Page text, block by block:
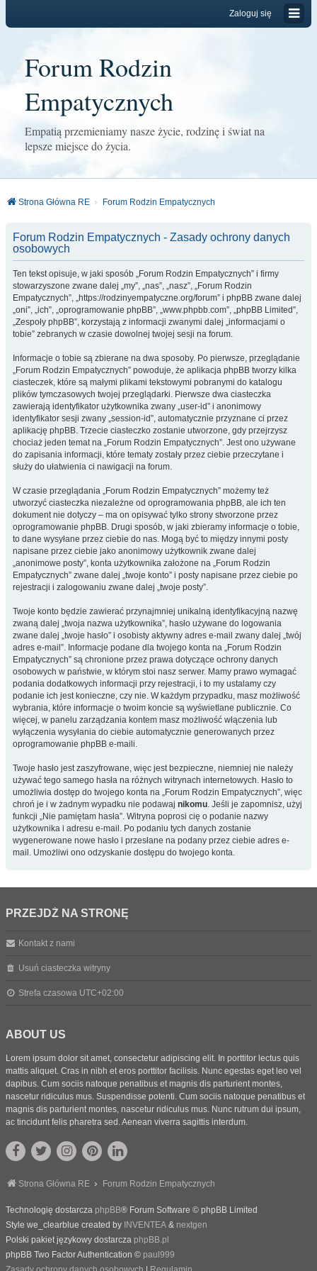
Zaloguj się
Forum Rodzin
Empatycznych
Empatią przemieniamy nasze życie, rodzinę i świat na
lepsze miejsce do życia.
Strona Główna RE Forum Rodzin Empatycznych
Forum Rodzin Empatycznych - Zasady ochrony danych
osobowych
Ten tekst opisuje, w jaki sposób „Forum Rodzin Empatycznych” i firmy
stowarzyszone zwane dalej „my”, „nas”, „nasz”, „Forum Rodzin
Empatycznych”, „https://rodzinyempatyczne.org/forum” i phpBB zwane dalej
„oni”, „ich”, „oprogramowanie phpBB”, „www.phpbb.com”, „phpBB Limited”,
„Zespoły phpBB”, korzystają z informacji zwanymi dalej „informacjami o
tobie” zebranych w czasie dowolnej twojej sesji na forum.
Informacje o tobie są zbierane na dwa sposoby. Po pierwsze, przeglądanie
„Forum Rodzin Empatycznych” powoduje, że aplikacja phpBB tworzy kilka
ciasteczek, które są małymi plikami tekstowymi pobranymi do katalogu
plików tymczasowych twojej przeglądarki. Pierwsze dwa ciasteczka
zawierają identyfikator użytkownika zwany „user-id” i anonimowy
identyfikator sesji zwany „session-id”, automatycznie przyznane ci przez
aplikację phpBB. Trzecie ciasteczko zostanie utworzone, gdy przejrzysz
chociaż jeden temat na „Forum Rodzin Empatycznych”. Jest ono używane
do zapisania informacji, które tematy zostały przez ciebie przeczytane i
służy do ułatwienia ci nawigacji na forum.
W czasie przeglądania „Forum Rodzin Empatycznych” możemy też
utworzyć ciasteczka niezależne od oprogramowania phpBB, ale ich ten
dokument nie dotyczy – ma on opisywać tylko strony stworzone przez
oprogramowanie phpBB. Drugi sposób, w jaki zbieramy informacje o tobie,
to dane wysyłane przez ciebie do nas. Mogą być to między innymi posty
napisane przez ciebie jako anonimowy użytkownik zwane dalej
„anonimowe posty”, konta użytkownika założone na „Forum Rodzin
Empatycznych” zwane dalej „twoje konto” i posty napisane przez ciebie po
rejestracji i zalogowaniu zwane dalej „twoje posty”.
Twoje konto będzie zawierać przynajmniej unikalną identyfikacyjną nazwę
zwaną dalej „twoja nazwa użytkownika”, hasło używane do logowania
zwane dalej „twoje hasło” i osobisty aktywny adres e-mail zwany dalej „twój
adres e-mail”. Informacje podane dla twojego konta na „Forum Rodzin
Empatycznych” są chronione przez prawa dotyczące ochrony danych
osobowych w państwie, w którym stoi nasz serwer. Mamy prawo wymagać
podania dodatkowych informacji przy rejestracji, i to my ustalamy czy
podanie ich jest konieczne, czy nie. W każdym przypadku, masz możliwość
wybrania, które informacje o twoim koncie są wyświetlane publicznie. Co
więcej, w panelu zarządzania kontem masz możliwość włączenia lub
wyłączenia wysyłania do ciebie automatycznie generowanych przez
oprogramowanie phpBB e-maili.
Twoje hasło jest zaszyfrowane, więc jest bezpieczne, niemniej nie należy
używać tego samego hasła na różnych witrynach internetowych. Hasło to
umożliwia dostęp do twojego konta na „Forum Rodzin Empatycznych”, więc
chroń je i w żadnym wypadku nie podawaj nikomu. Jeśli je zapomnisz, użyj
funkcji „Nie pamiętam hasła”. Witryna poprosi cię o podanie nazwy
użytkownika i adresu e-mail. Po podaniu tych danych zostanie
wygenerowane nowe hasło i przesłane na podany przez ciebie adres e-
mail. Umożliwi ono odzyskanie dostępu do twojego konta.
PRZEJDŹ NA STRONĘ
Kontakt z nami
Usuń ciasteczka witryny
Strefa czasowa UTC+02:00
ABOUT US
Lorem ipsum dolor sit amet, consectetur adipiscing elit. In porttitor lectus quis
mattis aliquet. Cras in nibh et eros porttitor facilisis. Nunc egestas eget leo vel
dapibus. Cum sociis natoque penatibus et magnis dis parturient montes,
nascetur ridiculus mus. Suspendisse potenti. Cum sociis natoque penatibus et
magnis dis parturient montes, nascetur ridiculus mus. Nunc rutrum dui ipsum,
ac tincidunt felis pharetra sed. Aenean viverra sagittis interdum.
Strona Główna RE Forum Rodzin Empatycznych
Technologię dostarcza phpBB® Forum Software © phpBB Limited
Style we_clearblue created by INVENTEA & nextgen
Polski pakiet językowy dostarcza phpBB.pl
phpBB Two Factor Authentication © paul999